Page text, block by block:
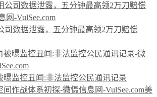
司数据泄露，五分钟最高领2万刀赔偿
曝监控丑闻:非法监控公民通讯记录
美